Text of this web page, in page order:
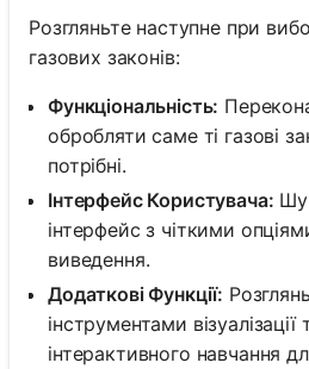
Розгляньте наступне при
газових законів:
Функціональність:
обробляти саме ті газові
потрібні.
Інтерфейс Користувача:
інтерфейс з чіткими
виведення.
Додаткові Функції:
інструментами
інтерактивного навчання